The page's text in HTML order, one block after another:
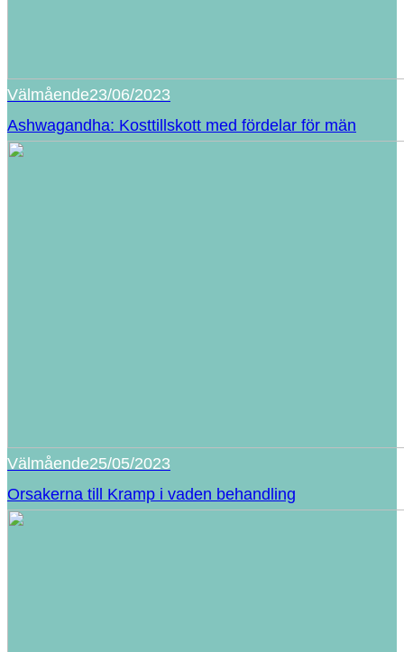
Välmående23/06/2023
Ashwagandha: Kosttillskott med fördelar för män
Välmående25/05/2023
Orsakerna till Kramp i vaden behandling